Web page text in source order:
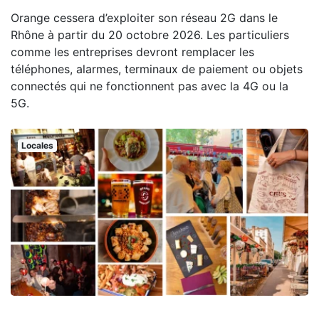
Orange cessera d’exploiter son réseau 2G dans le
Rhône à partir du 20 octobre 2026. Les particuliers
comme les entreprises devront remplacer les
téléphones, alarmes, terminaux de paiement ou objets
connectés qui ne fonctionnent pas avec la 4G ou la
5G.
Locales